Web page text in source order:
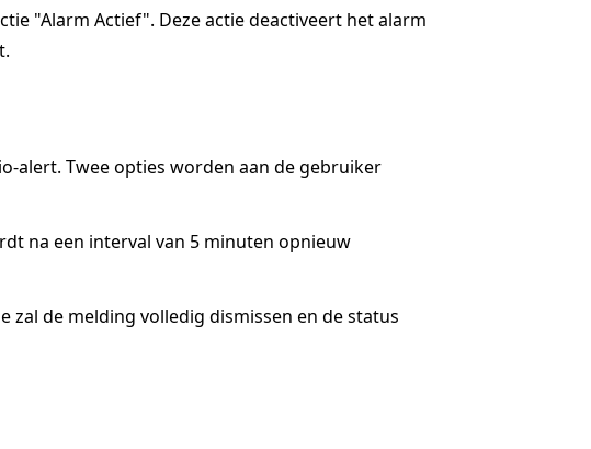
"Alarm Actief". Deze actie deactiveert het alarm
alert. Twee opties worden aan de gebruiker
na een interval van 5 minuten opnieuw
zal de melding volledig dismissen en de status